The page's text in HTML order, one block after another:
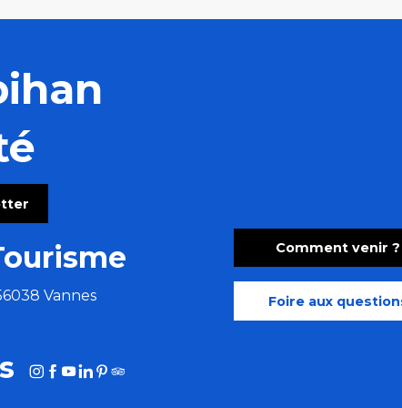
Vannes
Comment venir ?
Foire aux